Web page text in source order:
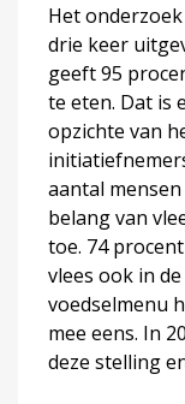
Het
drie keer
geeft 95
te eten. Dat is
opzichte van
aantal
belang van
toe. 74
vlees ook in
voedselmenu
mee eens. In
deze stelling